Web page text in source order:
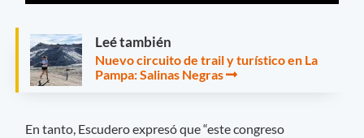
Leé también
Nuevo circuito de trail y turístico en La
Pampa: Salinas Negras
En tanto, Escudero expresó que “este congreso